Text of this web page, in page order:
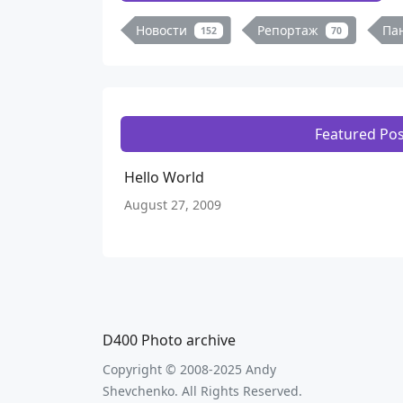
Новости 152 Репортаж 70
Featured
Hello World
August 27, 2009
D400 Photo archive
Copyright © 2008-2025 Andy
Shevchenko. All Rights Reserved.